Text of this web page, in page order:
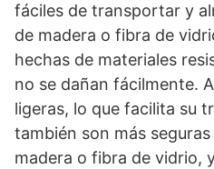
fáciles de transportar y
de madera o fibra de
hechas de materiales
no se dañan fácilmente.
ligeras, lo que facilita su
también son más
madera o fibra de vidrio,